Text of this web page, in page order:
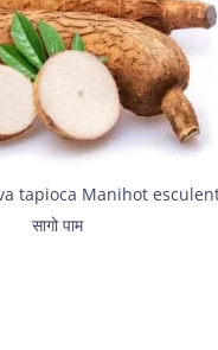
सागो पाम